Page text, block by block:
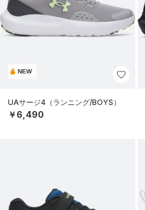
NEW
UAサージ4（ランニング/BOYS）
￥6,490